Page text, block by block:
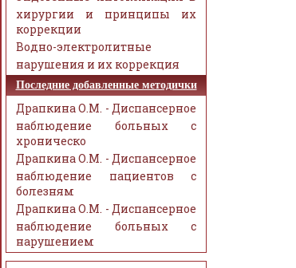
хирургии и принципы их
коррекции
Водно-электролитные
нарушения и их коррекция
Последние добавленные методички
Драпкина О.М. - Диспансерное
наблюдение больных с
хроническо
Драпкина О.М. - Диспансерное
наблюдение пациентов с
болезням
Драпкина О.М. - Диспансерное
наблюдение больных с
нарушением